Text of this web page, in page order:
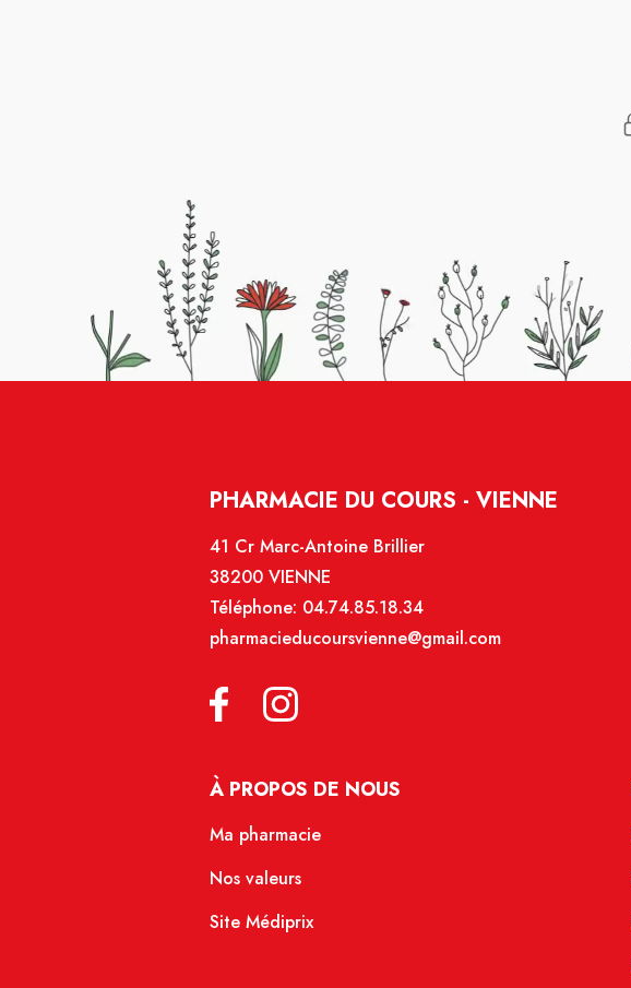
PHARMACIE DU COURS - VIENNE
41 Cr Marc-Antoine Brillier
38200 VIENNE
Téléphone: 04.74.85.18.34
pharmacieducoursvienne@gmail.com
À PROPOS DE NOUS
Ma pharmacie
Nos valeurs
Site Médiprix